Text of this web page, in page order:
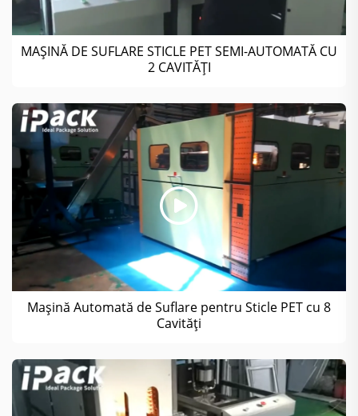
MAȘINĂ DE SUFLARE STICLE PET SEMI-AUTOMATĂ CU
2 CAVITĂȚI
Mașină Automată de Suflare pentru Sticle PET cu 8
Cavități